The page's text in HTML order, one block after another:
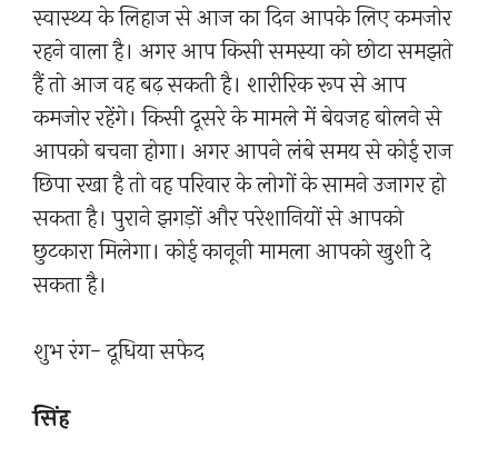
स्वास्थ्य के लिहाज से आज का दिन आपके लिए कमजोर
रहने वाला है। अगर आप किसी समस्या को छोटा समझते
हैं तो आज वह बढ़ सकती है। शारीरिक रूप से आप
कमजोर रहेंगे। किसी दूसरे के मामले में बेवजह बोलने से
आपको बचना होगा। अगर आपने लंबे समय से कोई राज
छिपा रखा है तो वह परिवार के लोगों के सामने उजागर हो
सकता है। पुराने झगड़ों और परेशानियों से आपको
छुटकारा मिलेगा। कोई कानूनी मामला आपको खुशी दे
सकता है।
शुभ रंग- दूधिया सफेद
सिंह